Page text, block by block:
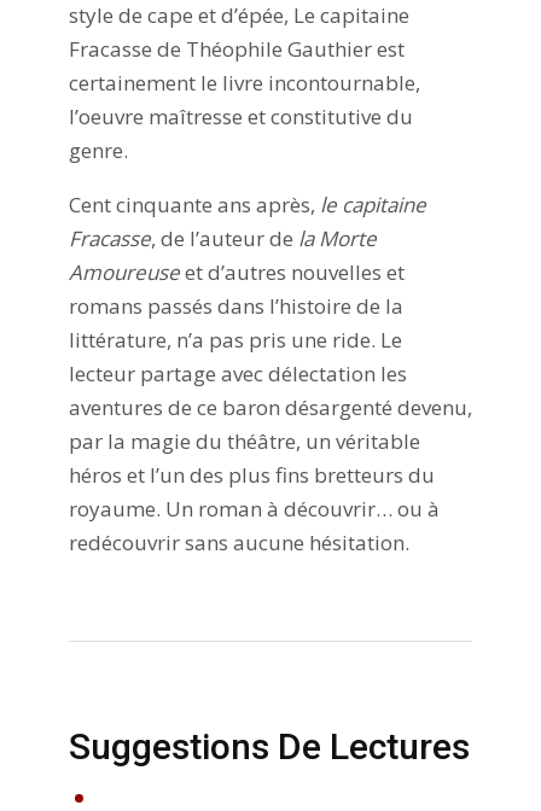
style de cape et d’épée, Le capitaine
Fracasse de Théophile Gauthier est
certainement le livre incontournable,
l’oeuvre maîtresse et constitutive du
genre.
Cent cinquante ans après, le capitaine
Fracasse, de l’auteur de la Morte
Amoureuseet d’autres nouvelles et
romans passés dans l’histoire de la
littérature, n’a pas pris une ride. Le
lecteur partage avec délectation les
aventures de ce baron désargenté devenu,
par la magie du théâtre, un véritable
héros et l’un des plus fins bretteurs du
royaume. Un roman à découvrir… ou à
redécouvrir sans aucune hésitation.
Suggestions De Lectures